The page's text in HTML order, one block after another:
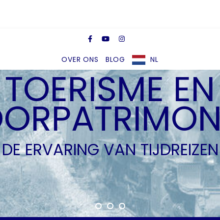
OVER ONS BLOG NL
TOERISME EN
DE ERVARING VAN TIJDREIZEN